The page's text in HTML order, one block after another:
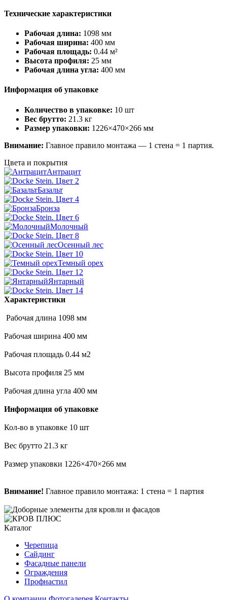
Технические характеристики
Рабочая длина: 1098 мм
Рабочая ширина: 400 мм
Рабочая площадь: 0.44 м²
Высота профиля: 25 мм
Рабочая длина угла: 400 мм
Информация об упаковке
Количество в упаковке: 10 шт
Вес брутто: 21.3 кг
Размер упаковки: 1226×470×266 мм
Внимание: Главное правило монтажа — 1 стена = 1 партия.
Цвета и покрытия
Антрацит
Базальт
Бронза
Молочный
Осенный лес
Темный орех
Янтарный
Характеристики
Рабочая длина 1098 мм
Рабочая ширина 400 мм
Рабочая площадь 0.44 м2
Высота профиля 25 мм
Рабочая длина угла 400 мм
Информация об упаковке
Кол-во в упаковке 10 шт
Вес брутто 21.3 кг
Размер упаковки 1226×470×266 мм
Внимание! Главное правило монтажа: 1 стена = 1 партия
Каталог
Черепица
Сайдинг
Фасадные панели
Ограждения
Профнастил